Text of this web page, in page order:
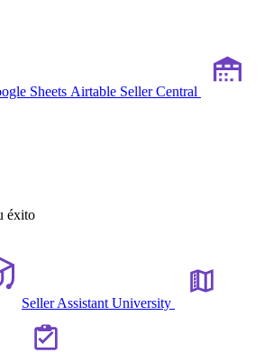
Sheets Airtable Seller Central
éxito
Seller Assistant University